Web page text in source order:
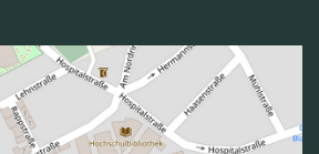
sowohl aus
als auch aus Bereichen